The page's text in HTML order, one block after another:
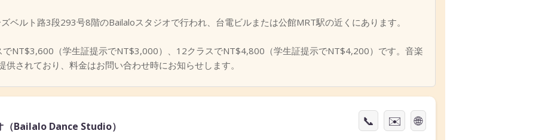
ベルト路3段293号8階のBailaloスタジオで行われ、台電ビルまたは公館MRT駅の近くにあります。
でNT$3,600（学生証提示でNT$3,000）、12クラスでNT$4,800（学生証提示でNT$4,200）です。音楽
されており、料金はお問い合わせ時にお知らせします。
Bailalo Dance Studio） 📞 ✉️ 🌐